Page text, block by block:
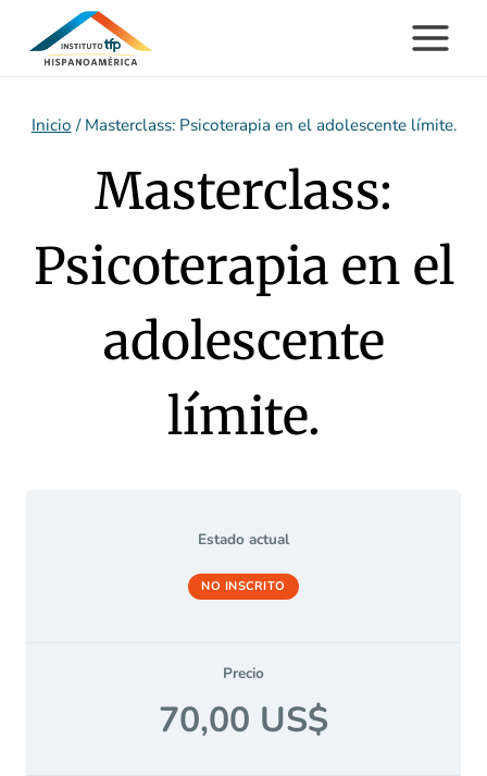
contenido
Inicio / Masterclass: Psicoterapia en el adolescente límite.
Masterclass:
Psicoterapia en el
adolescente
límite.
Estado actual
NO INSCRITO
Precio
70,00 US$